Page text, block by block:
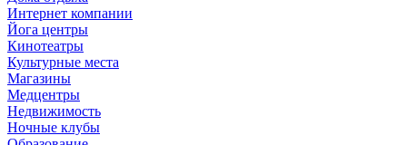
Интернет компании
Йога центры
Кинотеатры
Культурные места
Магазины
Медцентры
Недвижимость
Ночные клубы